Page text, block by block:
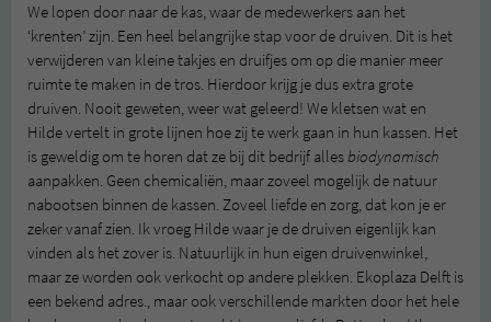
We lopen door naar de kas, waar de medewerkers aan het
‘krenten’ zijn. Een heel belangrijke stap voor de druiven. Dit is het
verwijderen van kleine takjes en druifjes om op die manier meer
ruimte te maken in de tros. Hierdoor krijg je dus extra grote
druiven. Nooit geweten, weer wat geleerd! We kletsen wat en
Hilde vertelt in grote lijnen hoe zij te werk gaan in hun kassen. Het
is geweldig om te horen dat ze bij dit bedrijf allesbiodynamisch
aanpakken. Geen chemicaliën, maar zoveel mogelijk de natuur
nabootsen binnen de kassen. Zoveel liefde en zorg, dat kon je er
zeker vanaf zien. Ik vroeg Hilde waar je de druiven eigenlijk kan
vinden als het zover is. Natuurlijk in hun eigen druivenwinkel,
maar ze worden ook verkocht op andere plekken. Ekoplaza Delft is
een bekend adres., maar ook verschillende markten door het hele